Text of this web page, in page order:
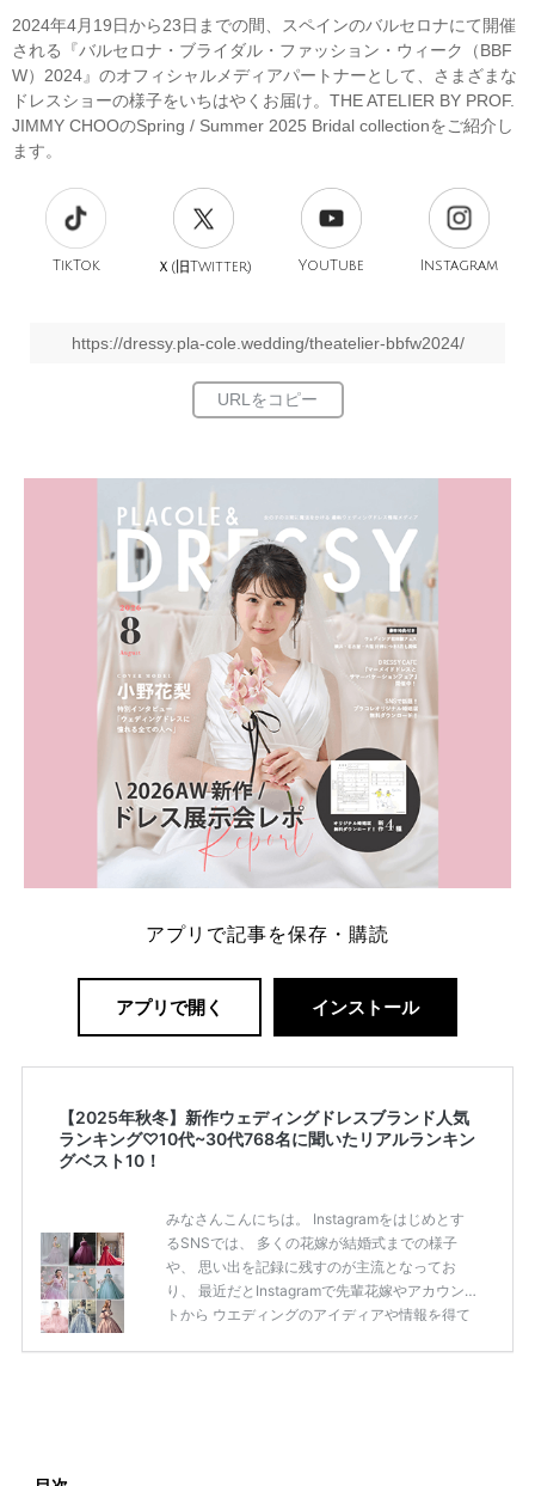
2024年4月19日から23日までの間、スペインのバルセロナにて開催
される『バルセロナ・ブライダル・ファッション・ウィーク（BBF
W）2024』のオフィシャルメディアパートナーとして、さまざまな
ドレスショーの様子をいちはやくお届け。THE ATELIER BY PROF.
JIMMY CHOOのSpring / Summer 2025 Bridal collectionをご紹介し
ます。
TikTok Ｘ(旧Twitter) YouTube Instagram
https://dressy.pla-cole.wedding/theatelier-bbfw2024/
アプリで記事を保存・購読
アプリで開く インストール
【2025年秋冬】新作ウェディングドレスブランド人気
ランキング♡10代~30代768名に聞いたリアルランキン
グベスト10！
みなさんこんにちは。 Instagramをはじめとす
るSNSでは、 多くの花嫁が結婚式までの様子
や、 思い出を記録に残すのが主流となってお
り、 最近だとInstagramで先輩花嫁やアカウン
トから ウエディングのアイディアや情報を得て